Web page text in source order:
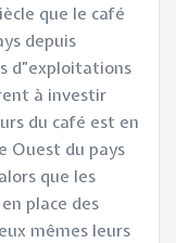
que le café
depuis
d”exploitations
à investir
du café est en
Ouest du pays
que les
place des
mêmes leurs